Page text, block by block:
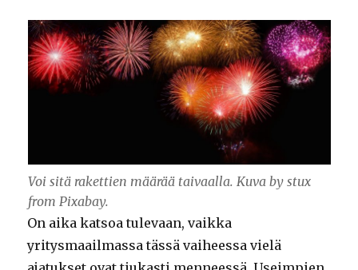
Voi sitä rakettien määrää taivaalla. Kuva by stux
from Pixabay.
On aika katsoa tulevaan, vaikka
yritysmaailmassa tässä vaiheessa vielä